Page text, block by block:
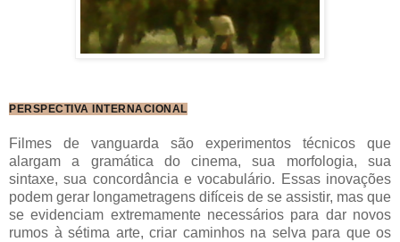
PERSPECTIVA INTERNACIONAL
Filmes de vanguarda são experimentos técnicos que
alargam a gramática do cinema, sua morfologia, sua
sintaxe, sua concordância e vocabulário. Essas inovações
podem gerar longametragens difíceis de se assistir, mas que
se evidenciam extremamente necessários para dar novos
rumos à sétima arte, criar caminhos na selva para que os